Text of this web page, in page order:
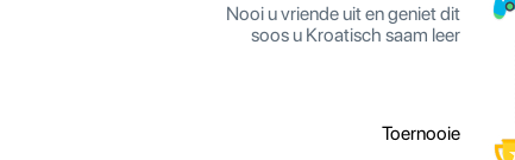
Nooi u vriende uit en geniet dit
soos u Kroatisch saam leer
Toernooie